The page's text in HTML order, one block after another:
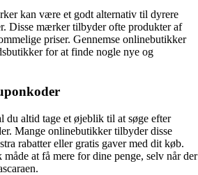
kan være et godt alternativ til dyrere
Disse mærker tilbyder ofte produkter af
priser. Gennemse onlinebutikker
for at finde nogle nye og
du altid tage et øjeblik til at søge efter
Mange onlinebutikker tilbyder disse
rabatter eller gratis gaver med dit køb.
at få mere for dine penge, selv når der